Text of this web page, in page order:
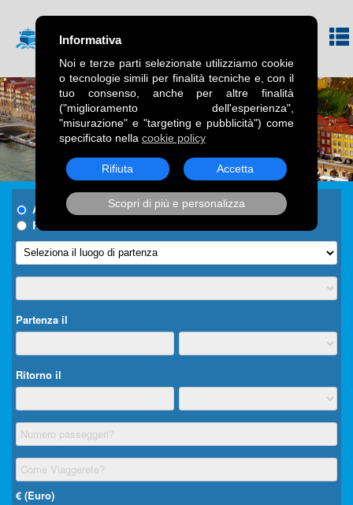
Informativa
Noi e terze parti selezionate utilizziamo cookie
o tecnologie simili per finalità tecniche e, con il
tuo consenso, anche per altre finalità
("miglioramento dell'esperienza",
"misurazione" e "targeting e pubblicità") come
specificato nella cookie policy
Rifiuta Accetta
Scopri di più e personalizza